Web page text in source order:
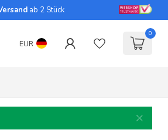
ab 2 Stück
EUR
0